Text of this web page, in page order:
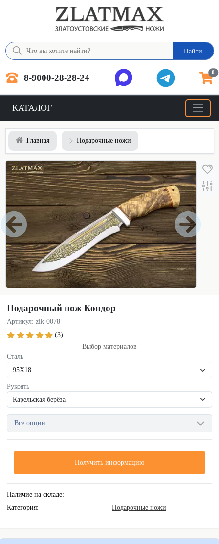
Найти
8-9000-28-28-24 0
КАТАЛОГ
Главная Подарочные ножи
Подарочный нож Кондор
Артикул: zik-0078
(3)
Выбор материалов
Сталь
Рукоять
Все опции
Получить информацию
Наличие на складе:
Категория:
Подарочные ножи